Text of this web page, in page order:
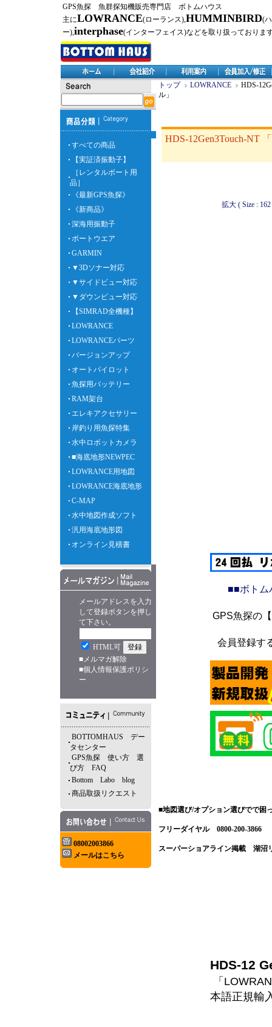
GPS魚探 魚群探知機販売専門店 ボトムハウス
主にLOWRANCE(ローランス),HUMMINBIRD(
ー),interphase(インターフェイス)などを取り扱っておりま
すべての商品
【実証済振動子】
［レンタルボート用
品］
《最新GPS魚探》
《新商品》
深海用振動子
ボートウエア
GARMIN
▼3Dソナー対応
▼サイドビュー対応
▼ダウンビュー対応
【SIMRAD全機種】
LOWRANCE
LOWRANCEパーツ
バージョンアップ
オートパイロット
魚探用バッテリー
RAM架台
エレキアクセサリー
岸釣り用魚探特集
水中ロボットカメラ
■海底地形NEWPEC
LOWRANCE用地図
LOWRANCE海底地形
C-MAP
水中地図作成ソフト
汎用海底地形図
オンライン見積書
メールアドレスを入力
して登録ボタンを押し
て下さい。
HTML可
■メルマガ解除
■個人情報保護ポリシ
ー
BOTTOMHAUS デー
タセンター
GPS魚探 使い方 選
び方 FAQ
Bottom Labo blog
商品取扱リクエスト
08002003866
メールはこちら
トップ LOWRANCE
HDS-
ル」
HDS-12Gen3Touch-NT
拡大 ( Size :
■■ボト
GPS魚探の
会員登録す
■地図選び/オプション選びでで困
フリーダイヤル 0800-200-3866
スーパーショアライン掲載 湖沼
HDS-12
「
本語正規輸